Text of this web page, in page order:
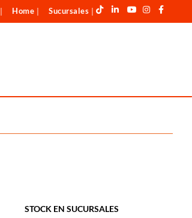
Home Sucursales
STOCK EN SUCURSALES